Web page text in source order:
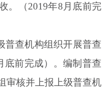
。（2019年8月底前完
普查机构组织开展普查
底前完成）。编制普查
审核并上报上级普查机